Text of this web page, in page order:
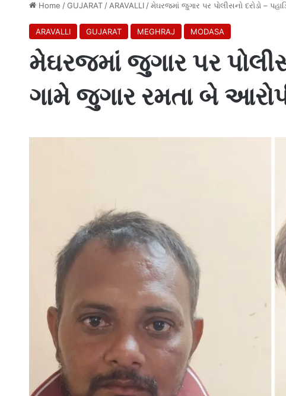
Home / GUJARAT / ARAVALLI / મેઘરજમાં જુગાર પર પોલીસનો દરોડો –
ARAVALLI GUJARAT MEGHRAJ MODASA
મેઘરજમાં જુગાર પર
ગામે જુગાર રમતા બે